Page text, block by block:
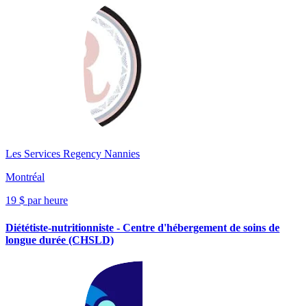
Les Services Regency Nannies
Montréal
19 $ par heure
Diététiste-nutritionniste - Centre d'hébergement de soins de
longue durée (CHSLD)